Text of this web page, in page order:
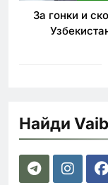
За гонки и
Найди